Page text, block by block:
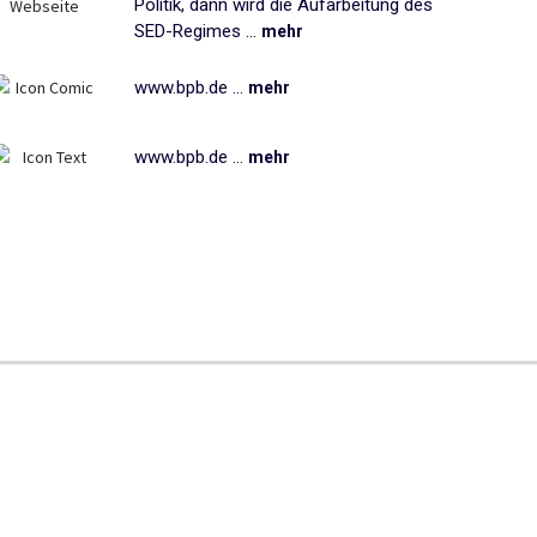
Politik, dann wird die Aufarbeitung des
SED-Regimes ... mehr
www.bpb.de ... mehr
www.bpb.de ... mehr